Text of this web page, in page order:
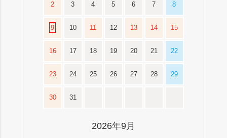
2 3 4 5 6 7 8
9 10 11 12 13 14 15
16 17 18 19 20 21 22
23 24 25 26 27 28 29
30 31
2026年9月